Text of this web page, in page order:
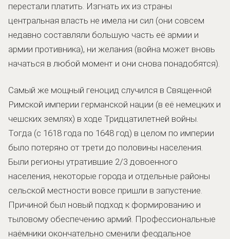
перестали платить. Изгнать их из страны
центральная власть не имела ни сил (они совсем
недавно составляли большую часть её армии и
армии противника), ни желания (война может вновь
начаться в любой момент и они снова понадобятся).
Самый же мощный геноцид случился в Священной
Римской империи германской нации (в её немецких и
чешских землях) в ходе Тридцатилетней войны.
Тогда (с 1618 года по 1648 год) в целом по империи
было потеряно от трети до половины населения.
Были регионы утратившие 2/3 довоенного
населения, некоторые города и отдельные районы
сельской местности вовсе пришли в запустение.
Причиной был новый подход к формированию и
тыловому обеспечению армий. Профессиональные
наёмники окончательно сменили феодальное